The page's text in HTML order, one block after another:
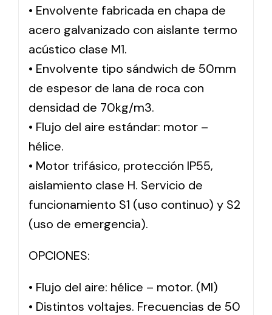
• Envolvente fabricada en chapa de
acero galvanizado con aislante termo
acústico clase M1.
• Envolvente tipo sándwich de 50mm
de espesor de lana de roca con
densidad de 70kg/m3.
• Flujo del aire estándar: motor –
hélice.
• Motor trifásico, protección IP55,
aislamiento clase H. Servicio de
funcionamiento S1 (uso continuo) y S2
(uso de emergencia).
OPCIONES:
• Flujo del aire: hélice – motor. (MI)
• Distintos voltajes. Frecuencias de 50